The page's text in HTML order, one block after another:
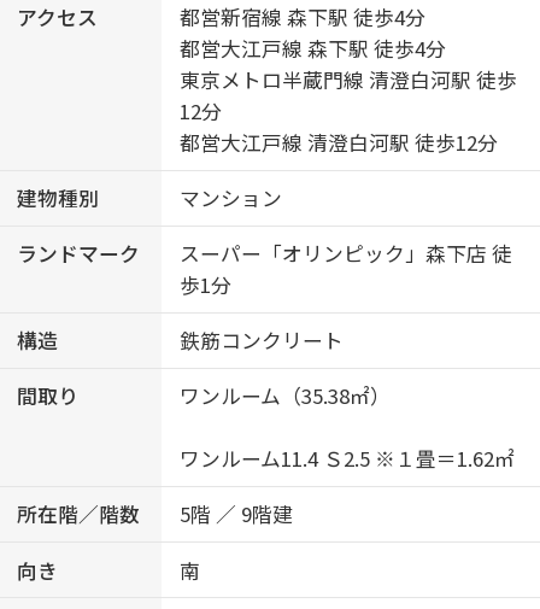
アクセス
都営新宿線 森下駅 徒歩4分
都営大江戸線 森下駅 徒歩4分
東京メトロ半蔵門線 清澄白河駅 徒歩
12分
都営大江戸線 清澄白河駅 徒歩12分
建物種別
マンション
ランドマーク
スーパー「オリンピック」森下店 徒
歩1分
構造
鉄筋コンクリート
間取り
ワンルーム（35.38㎡）
ワンルーム11.4 Ｓ2.5 ※１畳＝1.62㎡
所在階／階数
5階 ／ 9階建
向き
南